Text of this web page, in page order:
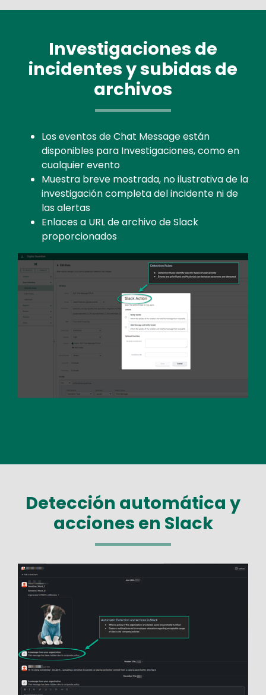
Investigaciones de
incidentes y subidas de
archivos
Los eventos de Chat Message están
disponibles para Investigaciones, como en
cualquier evento
Muestra breve mostrada, no ilustrativa de la
investigación completa del incidente ni de
las alertas
Enlaces a URL de archivo de Slack
proporcionados
Image
Detección automática y
acciones en Slack
Image